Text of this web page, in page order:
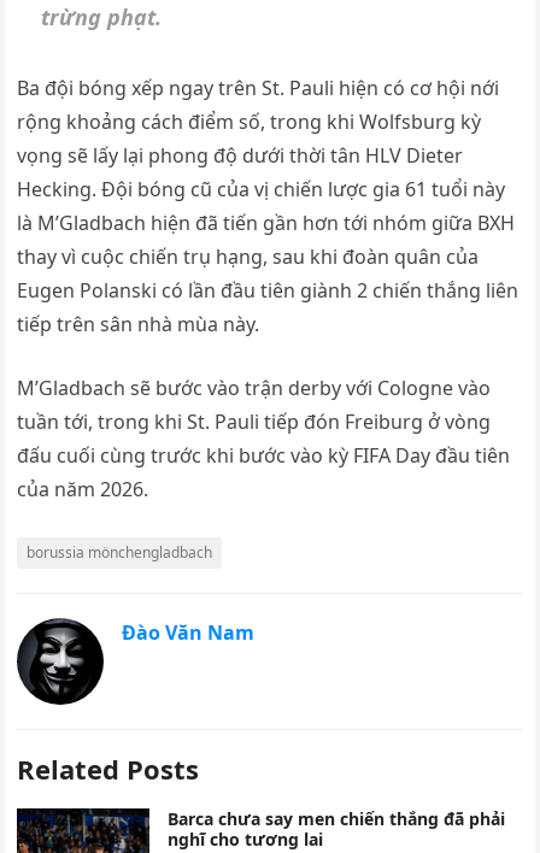
trừng phạt.
Ba đội bóng xếp ngay trên St. Pauli hiện có cơ hội nới
rộng khoảng cách điểm số, trong khi Wolfsburg kỳ
vọng sẽ lấy lại phong độ dưới thời tân HLV Dieter
Hecking. Đội bóng cũ của vị chiến lược gia 61 tuổi này
là M’Gladbach hiện đã tiến gần hơn tới nhóm giữa BXH
thay vì cuộc chiến trụ hạng, sau khi đoàn quân của
Eugen Polanski có lần đầu tiên giành 2 chiến thắng liên
tiếp trên sân nhà mùa này.
M’Gladbach sẽ bước vào trận derby với Cologne vào
tuần tới, trong khi St. Pauli tiếp đón Freiburg ở vòng
đấu cuối cùng trước khi bước vào kỳ FIFA Day đầu tiên
của năm 2026.
borussia mönchengladbach
Đào Văn Nam
Related Posts
Barca chưa say men chiến thắng đã phải
nghĩ cho tương lai